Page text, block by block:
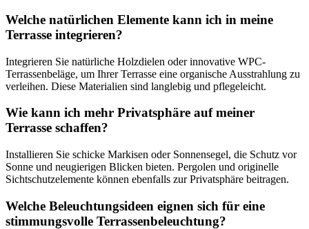
Welche natürlichen Elemente kann ich in meine
Terrasse integrieren?
Integrieren Sie natürliche Holzdielen oder innovative WPC-
Terrassenbeläge, um Ihrer Terrasse eine organische Ausstrahlung zu
verleihen. Diese Materialien sind langlebig und pflegeleicht.
Wie kann ich mehr Privatsphäre auf meiner
Terrasse schaffen?
Installieren Sie schicke Markisen oder Sonnensegel, die Schutz vor
Sonne und neugierigen Blicken bieten. Pergolen und originelle
Sichtschutzelemente können ebenfalls zur Privatsphäre beitragen.
Welche Beleuchtungsideen eignen sich für eine
stimmungsvolle Terrassenbeleuchtung?